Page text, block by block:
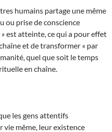
humains partage une même
ou prise de conscience
est atteinte, ce qui a pour effet
et de transformer « par
quel que soit le temps
en chaîne.
les gens attentifs
vie même, leur existence